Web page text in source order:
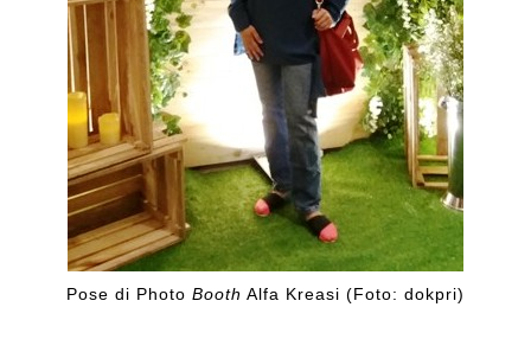
Pose di Photo Booth Alfa Kreasi (Foto: dokpri)